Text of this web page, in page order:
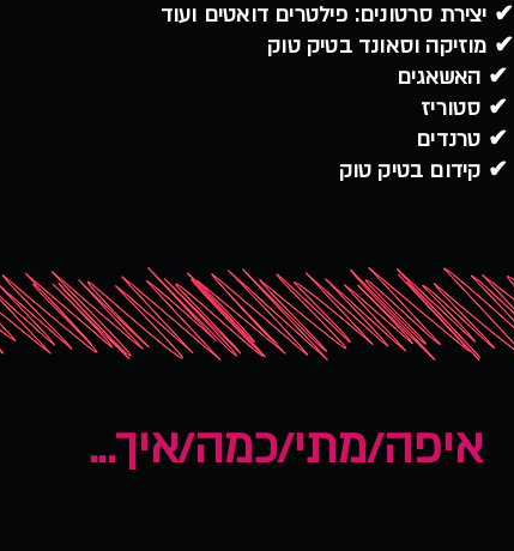
יצירת סרטונים: פילטרים דואטים ועוד ✔
מוזיקה וסאונד בטיק טוק ✔
האשאגים ✔
סטוריז ✔
טרנדים ✔
קידום בטיק טוק ✔
איפה/מתי/כמה/איך...